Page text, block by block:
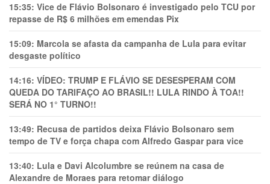
15:35: Vice de Flávio Bolsonaro é investigado pelo TCU por
repasse de R$ 6 milhões em emendas Pix
15:09: Marcola se afasta da campanha de Lula para evitar
desgaste político
14:16: VÍDEO: TRUMP E FLÁVIO SE DESESPERAM COM
QUEDA DO TARIFAÇO AO BRASIL!! LULA RINDO À TOA!!
SERÁ NO 1° TURNO!!
13:49: Recusa de partidos deixa Flávio Bolsonaro sem
tempo de TV e força chapa com Alfredo Gaspar para vice
13:40: Lula e Davi Alcolumbre se reúnem na casa de
Alexandre de Moraes para retomar diálogo